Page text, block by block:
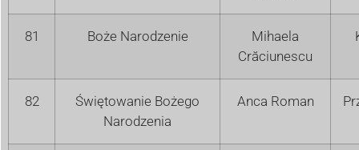
81 Boże Narodzenie
Mihaela
Crăciunescu
82
Świętowanie Bożego
Narodzenia
Anca Roman